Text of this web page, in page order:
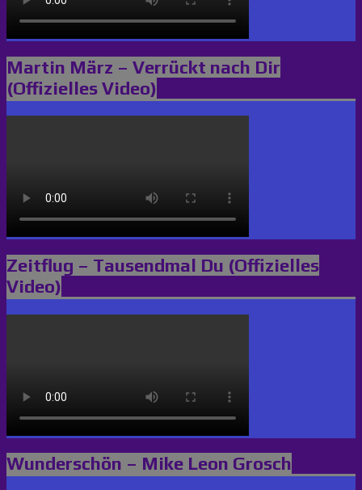
Martin März – Verrückt nach Dir
(Offizielles Video)
Zeitflug – Tausendmal Du (Offizielles
Video)
Wunderschön – Mike Leon Grosch